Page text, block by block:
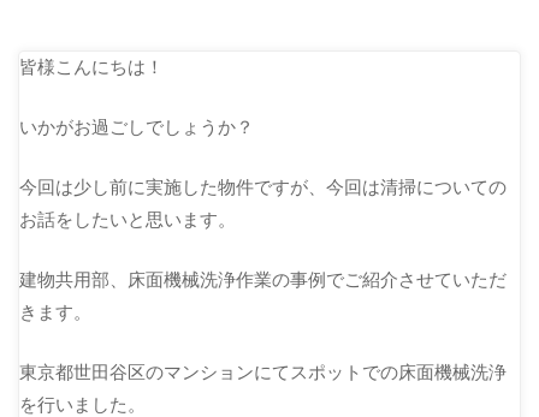
皆様こんにちは！
いかがお過ごしでしょうか？
今回は少し前に実施した物件ですが、今回は清掃についての
お話をしたいと思います。
建物共用部、床面機械洗浄作業の事例でご紹介させていただ
きます。
東京都世田谷区のマンションにてスポットでの床面機械洗浄
を行いました。